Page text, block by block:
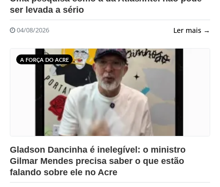
ser levada a sério
04/08/2026 Ler mais →
A FORÇA DO ACRE
?>
Gladson Dancinha é inelegível: o ministro
Gilmar Mendes precisa saber o que estão
falando sobre ele no Acre